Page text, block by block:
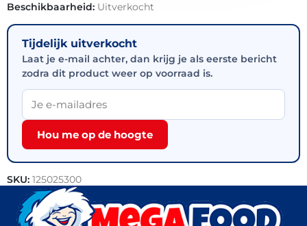
Beschikbaarheid: Uitverkocht
Tijdelijk uitverkocht
Laat je e-mail achter, dan krijg je als eerste bericht
zodra dit product weer op voorraad is.
Hou me op de hoogte
SKU: 125025300
Categorieën:Snacks